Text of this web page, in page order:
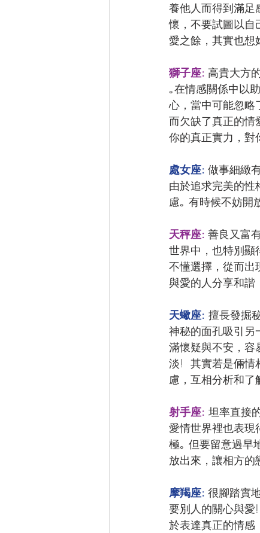
養他人而得到滿足
懷，不要試圖以自
愛之餘，其實也
獅子座: 高貴大方
｡在情感關係中以
心，當中可能忽
而欠缺了真正的
你的真正實力，對
處女座: 做事細緻
由於追求完美的性
慮｡ 有時候不妨開
天秤座: 善良又富
世界中，也特別顯
不懂選擇，從而出
與愛的人分享和諧
天蠍座: 擅長發掘
神秘的面孔吸引
滿懷疑與不安，容
淡!  其實若是倆情
慮，互相分析和了
射手座: 坦率直接
愛情世界裡也表現
極｡ 但要留意過早
放出來，讓相方的
摩羯座: 很腳踏實
要別人的關心與愛
於表達真正的情感